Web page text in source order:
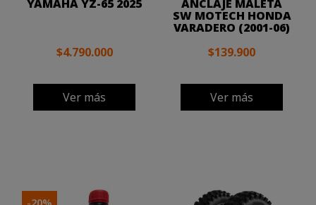
YAMAHA YZ-65 2025
$4.790.000
Ver más
ANCLAJE MALETA
SW MOTECH HONDA
VARADERO (2001-06)
$139.900
Ver más